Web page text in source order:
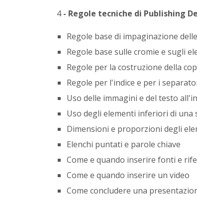
4- Regole tecniche di Publishing
Regole base di impaginazione
Regole base sulle cromie e sugli
Regole per la costruzione della
Regole per l'indice e per i
Uso delle immagini e del testo
Uso degli elementi inferiori di una
Dimensioni e proporzioni degli
Elenchi puntati e parole chiave
Come e quando inserire fonti e
Come e quando inserire un video
Come concludere una